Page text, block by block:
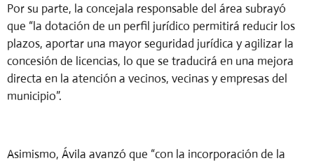
Por su parte, la concejala responsable del área subrayó
que “la dotación de un perfil jurídico permitirá reducir los
plazos, aportar una mayor seguridad jurídica y agilizar la
concesión de licencias, lo que se traducirá en una mejora
directa en la atención a vecinos, vecinas y empresas del
municipio”.
Asimismo, Ávila avanzó que “con la incorporación de la